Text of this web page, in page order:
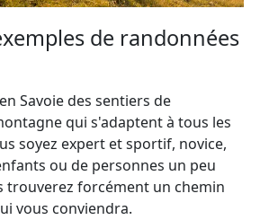
de randonnées
Savoie des sentiers de
qui s'adaptent à tous les
soyez expert et sportif, novice,
ou de personnes un peu
trouverez forcément un chemin
vous conviendra.